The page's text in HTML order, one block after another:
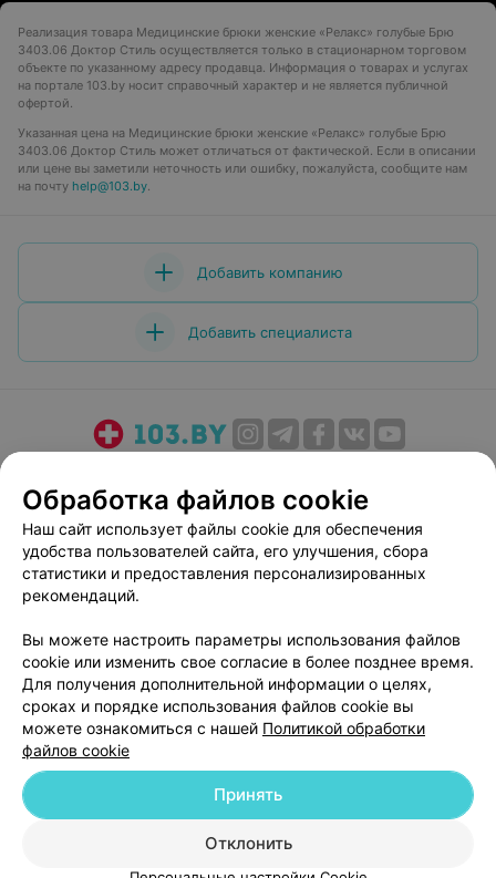
Реализация товара Медицинские брюки женские «Релакс» голубые Брю
3403.06 Доктор Стиль осуществляется только в стационарном торговом
объекте по указанному адресу продавца. Информация о товарах и услугах
на портале 103.by носит справочный характер и не является публичной
офертой.
Указанная цена на Медицинские брюки женские «Релакс» голубые Брю
3403.06 Доктор Стиль может отличаться от фактической. Если в описании
или цене вы заметили неточность или ошибку, пожалуйста, сообщите нам
на почту help@103.by.
Добавить компанию
Добавить специалиста
Медицинский маркетинг
Публичный договор
Пользовательское соглашение
Способы оплаты
Вакансии
Партнеры
Персональные настройки cookie
Обработка персональных данных
© 2026 ООО «Артокс Лаб», УНП 191700409| 220012, Республика Беларусь,
Обработка файлов cookie
Наш сайт использует файлы cookie для обеспечения
удобства пользователей сайта, его улучшения, сбора
статистики и предоставления персонализированных
рекомендаций.
Вы можете настроить параметры использования файлов
cookie или изменить свое согласие в более позднее время.
Для получения дополнительной информации о целях,
сроках и порядке использования файлов cookie вы
можете ознакомиться с нашей Политикой обработки
файлов cookie
Отклонить
Принять